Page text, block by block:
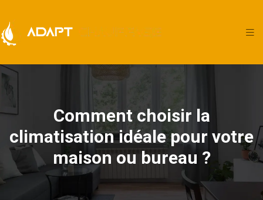
Comment choisir la
climatisation idéale pour votre
maison ou bureau ?